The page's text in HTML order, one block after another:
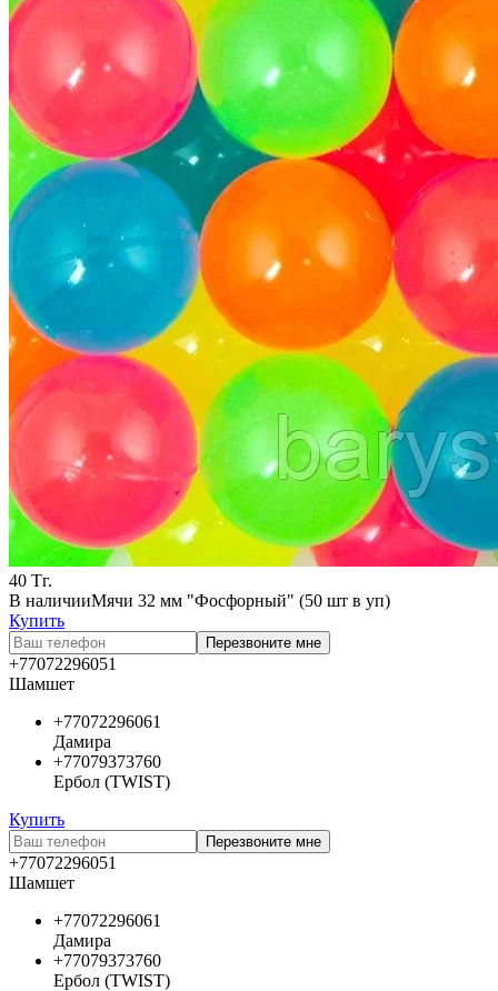
40 Тг.
В наличииМячи 32 мм "Фосфорный" (50 шт в уп)
Купить
Перезвоните мне
+77072296051
Шамшет
+77072296061
Дамира
+77079373760
Ербол (TWIST)
Купить
Перезвоните мне
+77072296051
Шамшет
+77072296061
Дамира
+77079373760
Ербол (TWIST)